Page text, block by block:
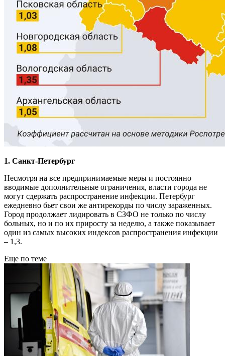
1. Санкт-Петербург
Несмотря на все предпринимаемые меры и постоянно
вводимые дополнительные ограничения, власти города не
могут сдержать распространение инфекции. Петербург
ежедневно бьет свои же антирекорды по числу зараженных.
Город продолжает лидировать в СЗФО не только по числу
больных, но и по их приросту за неделю, а также показывает
один из самых высоких индексов распространения инфекции
– 1,3.
Еще по теме